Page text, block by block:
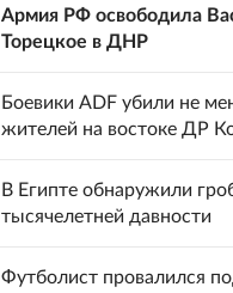
Армия РФ освободила
Торецкое в ДНР
Боевики ADF убили не
жителей на востоке ДР
В Египте обнаружили
тысячелетней давности
Футболист провалился